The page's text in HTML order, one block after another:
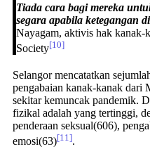
Tiada cara bagi mereka
segara apabila ketegangan
Nayagam, aktivis hak kanak-
Society[10]
Selangor mencatatkan
pengabaian kanak-kanak dari
sekitar kemuncak pandemik.
fizikal adalah yang tertinggi,
penderaan seksual(606),
emosi(63)[11].